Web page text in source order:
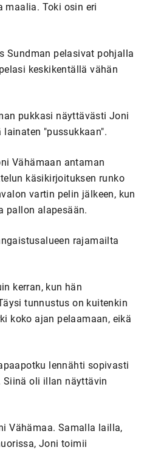
maalia. Toki osin eri
Sundman pelasivat pohjalla
keskikentällä vähän
pukkasi näyttävästi Joni
"pussukkaan".
Vähämaan antaman
käsikirjoituksen runko
vartin pelin jälkeen, kun
pallon alapesään.
rajamailta
kerran, kun hän
tunnustus on kuitenkin
koko ajan pelaamaan, eikä
lennähti sopivasti
Siinä oli illan näyttävin
Vähämaa. Samalla lailla,
Joni toimii